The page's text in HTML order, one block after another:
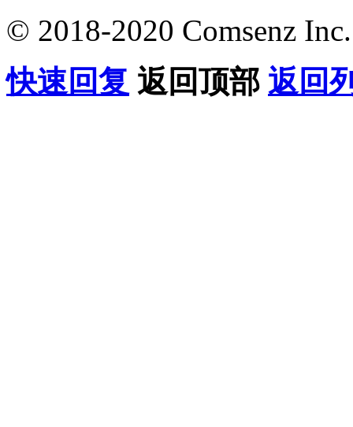
© 2018-2020 Comsenz Inc.
快速回复 返回顶部 返回